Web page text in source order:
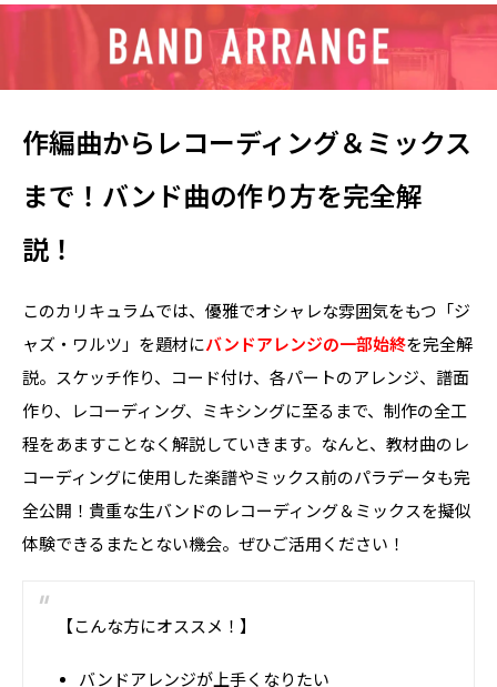
作編曲からレコーディング＆ミックス
まで！バンド曲の作り方を完全解
説！
このカリキュラムでは、優雅でオシャレな雰囲気をもつ「ジ
ャズ・ワルツ」を題材にバンドアレンジの一部始終を完全解
説。スケッチ作り、コード付け、各パートのアレンジ、譜面
作り、レコーディング、ミキシングに至るまで、制作の全工
程をあますことなく解説していきます。なんと、教材曲のレ
コーディングに使用した楽譜やミックス前のパラデータも完
全公開！貴重な生バンドのレコーディング＆ミックスを擬似
体験できるまたとない機会。ぜひご活用ください！
【こんな方にオススメ！】
バンドアレンジが上手くなりたい